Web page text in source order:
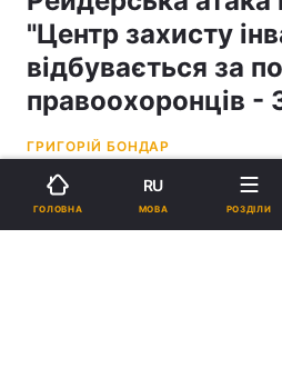
"Центр захисту
відбувається за
правоохоронців -
ГРИГОРІЙ БОНДАР
10:28, 03.12.21
ГОЛОВНА
RU
МОВА РОЗДІЛИ